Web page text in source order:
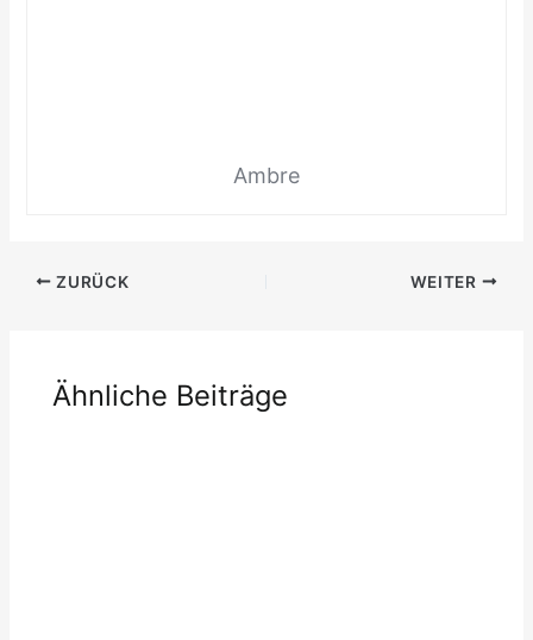
Ambre
ZURÜCK WEITER
Ähnliche Beiträge